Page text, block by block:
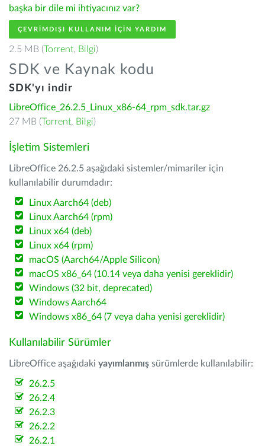
başka bir dile mi ihtiyacınız var?
ÇEVRIMDIŞI KULLANIM IÇIN YARDIM
2.5 MB (Torrent, Bilgi)
SDK ve Kaynak kodu
SDK'yı indir
LibreOffice_26.2.5_Linux_x86-64_rpm_sdk.tar.gz
27 MB (Torrent, Bilgi)
İşletim Sistemleri
LibreOffice 26.2.5 aşağıdaki sistemler/mimariler için
kullanılabilir durumdadır:
Linux Aarch64 (deb)
Linux Aarch64 (rpm)
Linux x64 (deb)
Linux x64 (rpm)
macOS (Aarch64/Apple Silicon)
macOS x86_64 (10.14 veya daha yenisi gereklidir)
Windows (32 bit, deprecated)
Windows Aarch64
Windows x86_64 (7 veya daha yenisi gereklidir)
Kullanılabilir Sürümler
LibreOffice aşağıdaki yayımlanmış sürümlerde kullanılabilir:
26.2.5
26.2.4
26.2.3
26.2.2
26.2.1